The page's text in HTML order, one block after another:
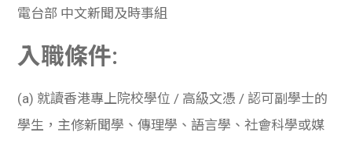
電台部 中文新聞及時事組
入職條件:
(a) 就讀香港專上院校學位 / 高級文憑 / 認可副學士的
學生，主修新聞學、傳理學、語言學、社會科學或媒